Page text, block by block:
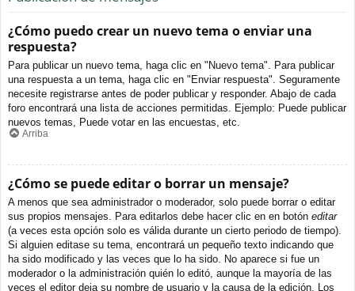
¿Cómo puedo crear un nuevo tema o enviar una
respuesta?
Para publicar un nuevo tema, haga clic en "Nuevo tema". Para publicar
una respuesta a un tema, haga clic en "Enviar respuesta". Seguramente
necesite registrarse antes de poder publicar y responder. Abajo de cada
foro encontrará una lista de acciones permitidas. Ejemplo: Puede publicar
nuevos temas, Puede votar en las encuestas, etc.
Arriba
¿Cómo se puede editar o borrar un mensaje?
A menos que sea administrador o moderador, solo puede borrar o editar
sus propios mensajes. Para editarlos debe hacer clic en en botón editar
(a veces esta opción solo es válida durante un cierto periodo de tiempo).
Si alguien editase su tema, encontrará un pequeño texto indicando que
ha sido modificado y las veces que lo ha sido. No aparece si fue un
moderador o la administración quién lo editó, aunque la mayoría de las
veces el editor deja su nombre de usuario y la causa de la edición. Los